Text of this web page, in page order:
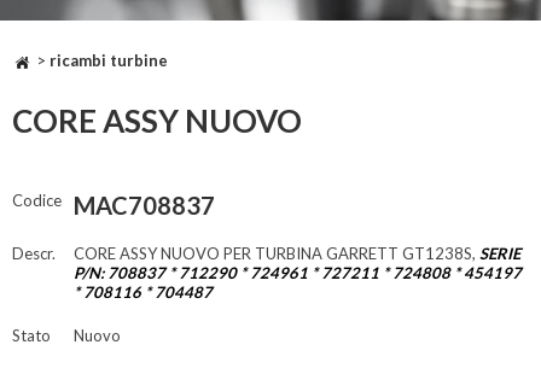
> ricambi turbine
CORE ASSY NUOVO
Codice MAC708837
Descr. CORE ASSY NUOVO PER TURBINA GARRETT GT1238S, SERIE
P/N: 708837 * 712290 * 724961 * 727211 * 724808 * 454197
* 708116 * 704487
Stato Nuovo